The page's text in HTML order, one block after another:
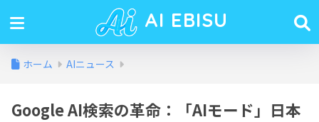
AI EBISU
ホーム AIニュース
Google AI検索の革命：「AIモード」日本